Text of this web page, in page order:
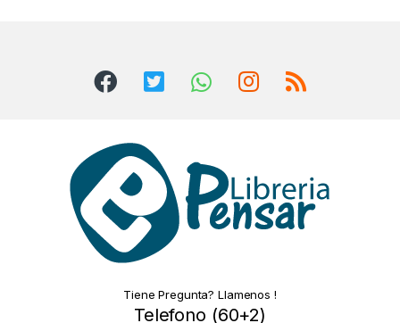
Tiene Pregunta? Llamenos !
Telefono (60+2)